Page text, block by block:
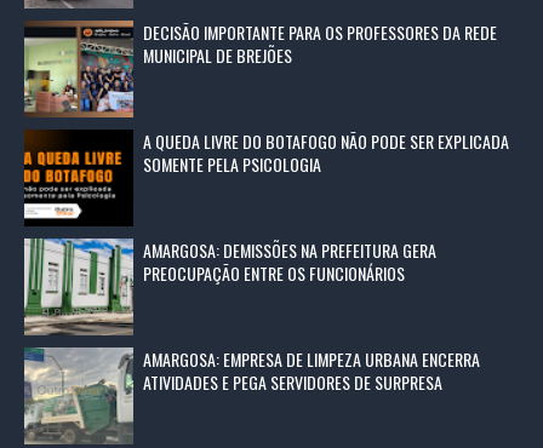
DECISÃO IMPORTANTE PARA OS PROFESSORES DA REDE
MUNICIPAL DE BREJÕES
A QUEDA LIVRE DO BOTAFOGO NÃO PODE SER EXPLICADA
SOMENTE PELA PSICOLOGIA
AMARGOSA: DEMISSÕES NA PREFEITURA GERA
PREOCUPAÇÃO ENTRE OS FUNCIONÁRIOS
AMARGOSA: EMPRESA DE LIMPEZA URBANA ENCERRA
ATIVIDADES E PEGA SERVIDORES DE SURPRESA